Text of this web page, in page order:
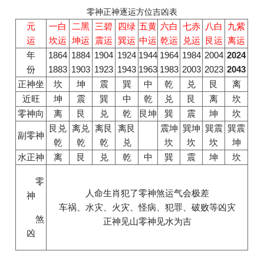
零神正神逐运方位吉凶表
元
运
一白
坎运
二黑
坤运
三碧
震运
四绿
巽运
五黄
中运
六白
乾运
七赤
兑运
八白
艮运
九紫
离运
年
份
1864
1883
1884
1903
1904
1923
1924
1943
1944
1963
1964
1983
1984
2003
2004
2023
2024
2043
正神坐
坎 坤 震 巽 中 乾 兑 艮
离
近旺
坤 震 巽 中 乾 兑 艮 离
坎
零神向
离 艮 兑 乾 艮坤 巽 震 坤 坎
副零神
艮兑
乾
离兑
乾
离艮
乾
离艮
兑
震坤
坎
巽坤
坎
巽震
坎
巽震
坤
水正神
离 艮 兑 乾 中 巽 震 坤 坎
零
神
煞
凶
人命生肖犯了零神煞运气会极差
车祸、水灾、火灾、怪病、犯罪、破败等凶灾
正神见山零神见水为吉